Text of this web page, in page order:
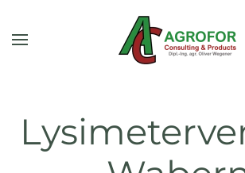
Skip to main content